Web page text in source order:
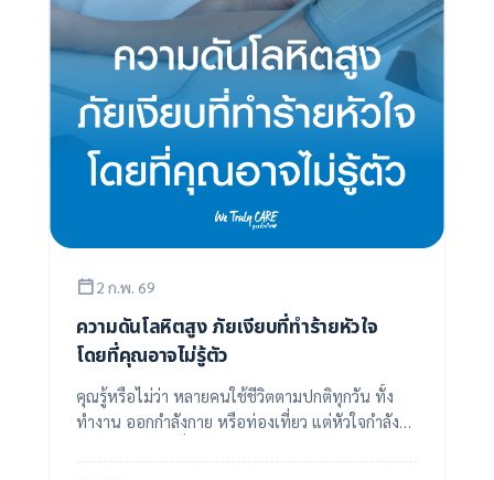
2 ก.พ. 69
ความดันโลหิตสูง ภัยเงียบที่ทำร้ายหัวใจ
โดยที่คุณอาจไม่รู้ตัว
คุณรู้หรือไม่ว่า หลายคนใช้ชีวิตตามปกติทุกวัน ทั้ง
ทำงาน ออกกำลังกาย หรือท่องเที่ยว แต่หัวใจกำลัง